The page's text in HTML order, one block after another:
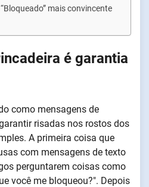
mais convincente
é garantia
como mensagens de
risadas nos rostos dos
A primeira coisa que
com mensagens de texto
perguntarem coisas como
você me bloqueou?". Depois